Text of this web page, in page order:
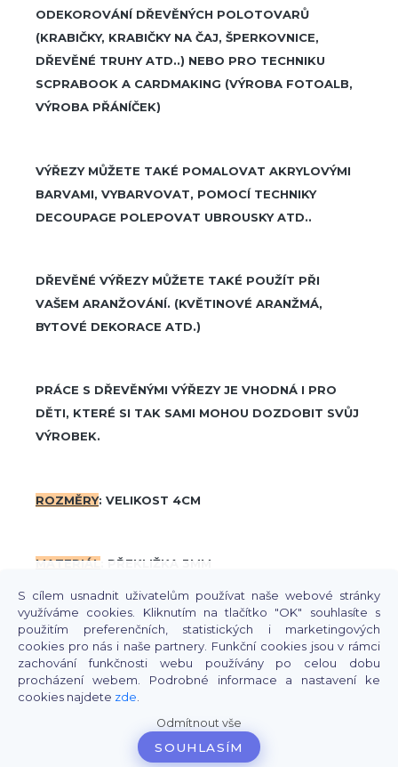
S cílem usnadnit uživatelům používat naše webové stránky
využíváme cookies. Kliknutím na tlačítko "OK" souhlasíte s
použitím preferenčních, statistických i marketingových
cookies pro nás i naše partnery. Funkční cookies jsou v rámci
zachování funkčnosti webu používány po celou dobu
procházení webem. Podrobné informace a nastavení ke
cookies najdete zde
Odmítnout vše
SOUHLASÍM
ODEKOROVÁNÍ DŘEVĚNÝCH POLOTOVARŮ
(KRABIČKY, KRABIČKY NA ČAJ, ŠPERKOVNICE,
DŘEVĚNÉ TRUHY ATD..) NEBO PRO TECHNIKU
SCPRABOOK A CARDMAKING (VÝROBA FOTOALB,
VÝROBA PŘÁNÍČEK)
VÝŘEZY MŮŽETE TAKÉ POMALOVAT AKRYLOVÝMI
BARVAMI, VYBARVOVAT, POMOCÍ TECHNIKY
DECOUPAGE POLEPOVAT UBROUSKY ATD..
DŘEVĚNÉ VÝŘEZY MŮŽETE TAKÉ POUŽÍT PŘI
VAŠEM ARANŽOVÁNÍ. (KVĚTINOVÉ ARANŽMÁ,
BYTOVÉ DEKORACE ATD.)
PRÁCE S DŘEVĚNÝMI VÝŘEZY JE VHODNÁ I PRO
DĚTI, KTERÉ SI TAK SAMI MOHOU DOZDOBIT SVŮJ
VÝROBEK.
ROZMĚRY: VELIKOST 4CM
MATERIÁL PŘEKLIŽKA 3MM